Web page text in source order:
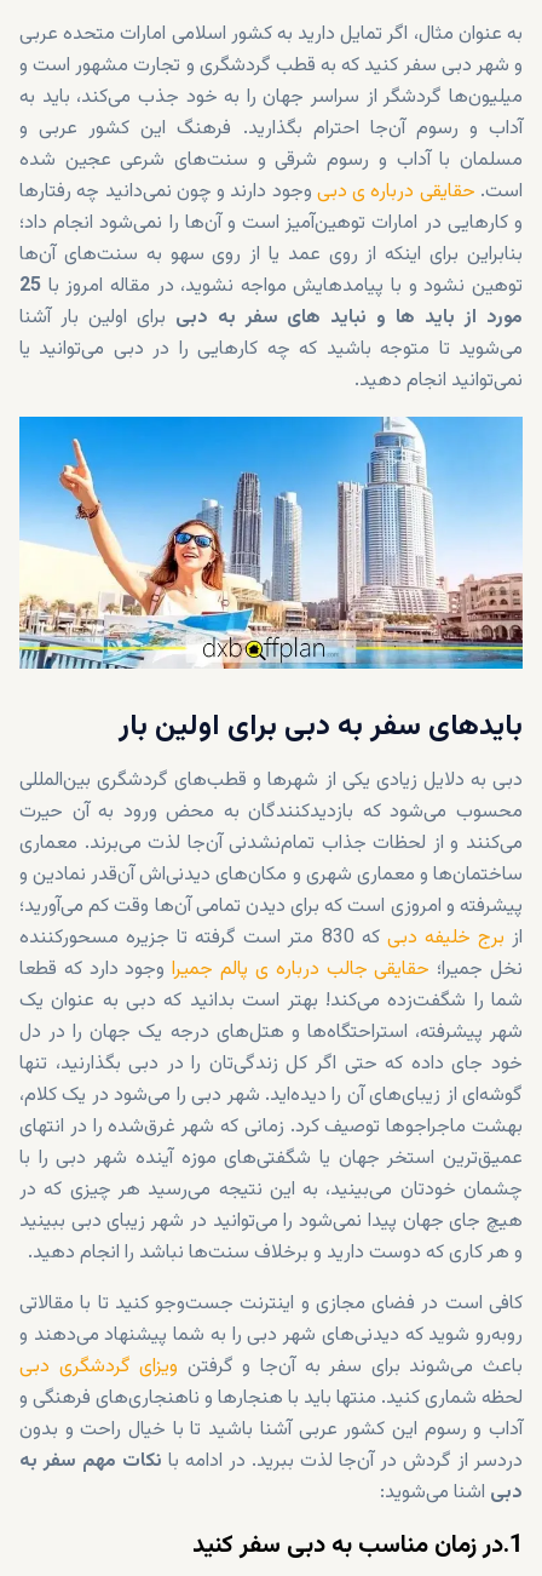
به عنوان مثال، اگر تمایل دارید به کشور اسلامی امارات متحده عربی
و شهر دبی سفر کنید که به قطب گردشگری و تجارت مشهور است و
میلیون‌ها گردشگر از سراسر جهان را به خود جذب می‌کند، باید به
آداب و رسوم آن‌جا احترام بگذارید. فرهنگ این کشور عربی و
مسلمان با آداب و رسوم شرقی و سنت‌های شرعی عجین شده
است. حقایقی درباره ی دبی وجود دارند و چون نمی‌دانید چه رفتارها
و کارهایی در امارات توهین‌آمیز است و آن‌ها را نمی‌شود انجام داد؛
بنابراین برای اینکه از روی عمد یا از روی سهو به سنت‌های آن‌ها
توهین نشود و با پیامدهایش مواجه نشوید، در مقاله امروز با 25
مورد از باید ها و نباید های سفر به دبی برای اولین بار آشنا
می‌شوید تا متوجه باشید که چه کارهایی را در دبی می‌توانید یا
نمی‌توانید انجام دهید.
بایدهای سفر به دبی برای اولین بار
دبی به دلایل زیادی یکی از شهرها و قطب‌های گردشگری بین‌المللی
محسوب می‌شود که بازدیدکنندگان به محض ورود به آن حیرت
می‌کنند و از لحظات جذاب تمام‌نشدنی آن‌جا لذت می‌برند. معماری
ساختمان‌ها و معماری شهری و مکان‌های دیدنی‌اش آن‌قدر نمادین و
پیشرفته و امروزی است که برای دیدن تمامی آن‌ها وقت کم می‌آورید؛
از برج خلیفه دبی
که 830 متر است گرفته تا جزیره مسحورکننده
نخل جمیرا؛ حقایقی جالب درباره ی پالم جمیراوجود دارد که قطعا
شما را شگفت‌زده می‌کند! بهتر است بدانید که دبی به عنوان یک
شهر پیشرفته، استراحتگاه‌ها و هتل‌های درجه یک جهان را در دل
خود جای داده که حتی اگر کل زندگی‌تان را در دبی بگذارنید، تنها
گوشه‌ای از زیبای‌های آن را دیده‌اید. شهر دبی را می‌شود در یک کلام،
بهشت ماجراجوها توصیف کرد. زمانی که شهر غرق‌شده را در انتهای
عمیق‌ترین استخر جهان یا شگفتی‌های موزه آینده شهر دبی را با
چشمان خودتان می‌بینید، به این نتیجه می‌رسید هر چیزی که در
هیچ جای جهان پیدا نمی‌شود را می‌توانید در شهر زیبای دبی ببینید
و هر کاری که دوست دارید و برخلاف سنت‌ها نباشد را انجام دهید.
کافی است در فضای مجازی و اینترنت جست‌وجو کنید تا با مقالاتی
روبه‌رو شوید که دیدنی‌های شهر دبی را به شما پیشنهاد می‌دهند و
باعث می‌شوند برای سفر به آن‌جا و گرفتن ویزای گردشگری دبی
لحظه شماری کنید. منتها باید با هنجارها و ناهنجاری‌های فرهنگی و
آداب و رسوم این کشور عربی آشنا باشید تا با خیال راحت و بدون
دردسر از گردش در آن‌جا لذت ببرید. در ادامه با نکات مهم سفر به
دبی اشنا می‌شوید:
1.در زمان مناسب به دبی سفر کنید